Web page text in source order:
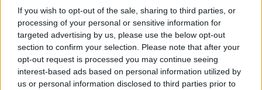
If you wish to opt-out of the sale, sharing to third parties, or
processing of your personal or sensitive information for
targeted advertising by us, please use the below opt-out
section to confirm your selection. Please note that after your
opt-out request is processed you may continue seeing
interest-based ads based on personal information utilized by
us or personal information disclosed to third parties prior to